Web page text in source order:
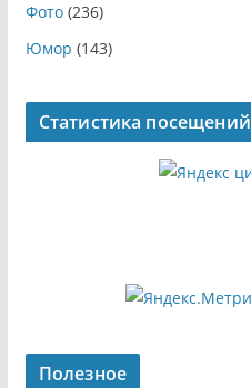
Фото(236)
Юмор (143)
Статистика посещений
Полезное